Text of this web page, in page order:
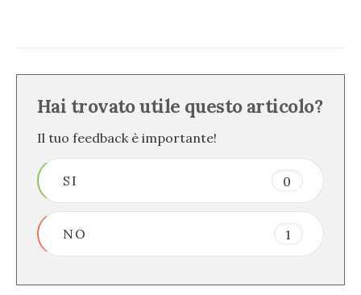
Hai trovato utile questo articolo?
Il tuo feedback è importante!
SI 0
NO 1